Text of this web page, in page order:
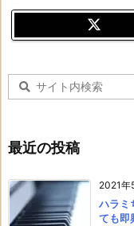
最近の投稿
2021年
ハラミ
ても即